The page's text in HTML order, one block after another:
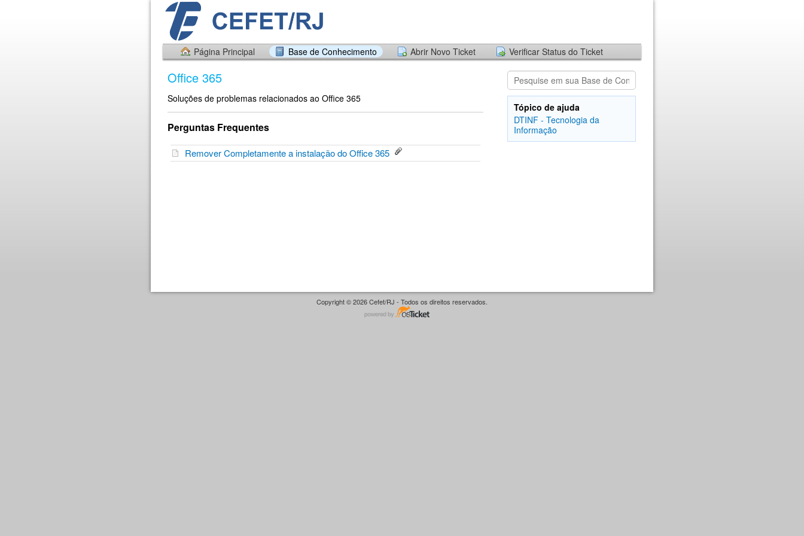
Página Principal Base de Conhecimento Abrir Novo Ticket Verificar Status do Ticket
Office 365
Soluções de problemas relacionados ao Office 365
Perguntas Frequentes
Remover Completamente a instalação do Office 365
Tópico de ajuda
DTINF - Tecnologia da
Informação
Copyright © 2026 Cefet/RJ - Todos os direitos reservados.